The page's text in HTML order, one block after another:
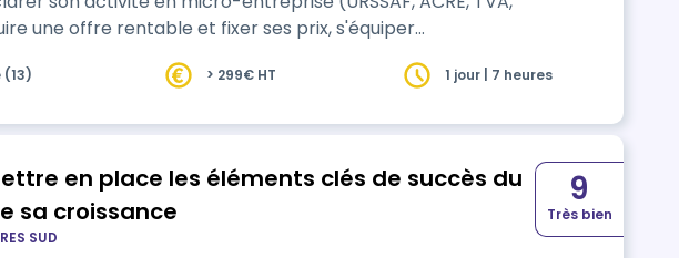
une offre rentable et fixer ses prix, s'équiper
organisé, partenariats locaux, offre de lancement), être
(13) > 299€ HT 1 jour | 7 heures
en place les éléments clés de succès du
sa croissance
SUD
9
Très bien